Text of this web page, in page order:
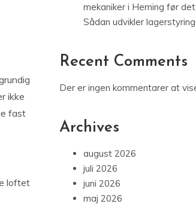
ikke
fast
loftet
mekaniker i Herning før
Sådan udvikler
Recent Comments
Der er ingen kommentarer at
Archives
august 2026
juli 2026
juni 2026
maj 2026